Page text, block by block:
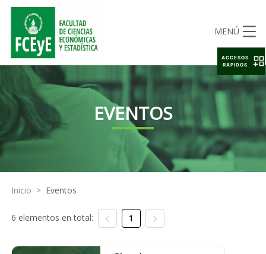
MENÚ
EVENTOS
Inicio > Eventos
6 elementos en total: 1
ACCESOS
RAPIDOS